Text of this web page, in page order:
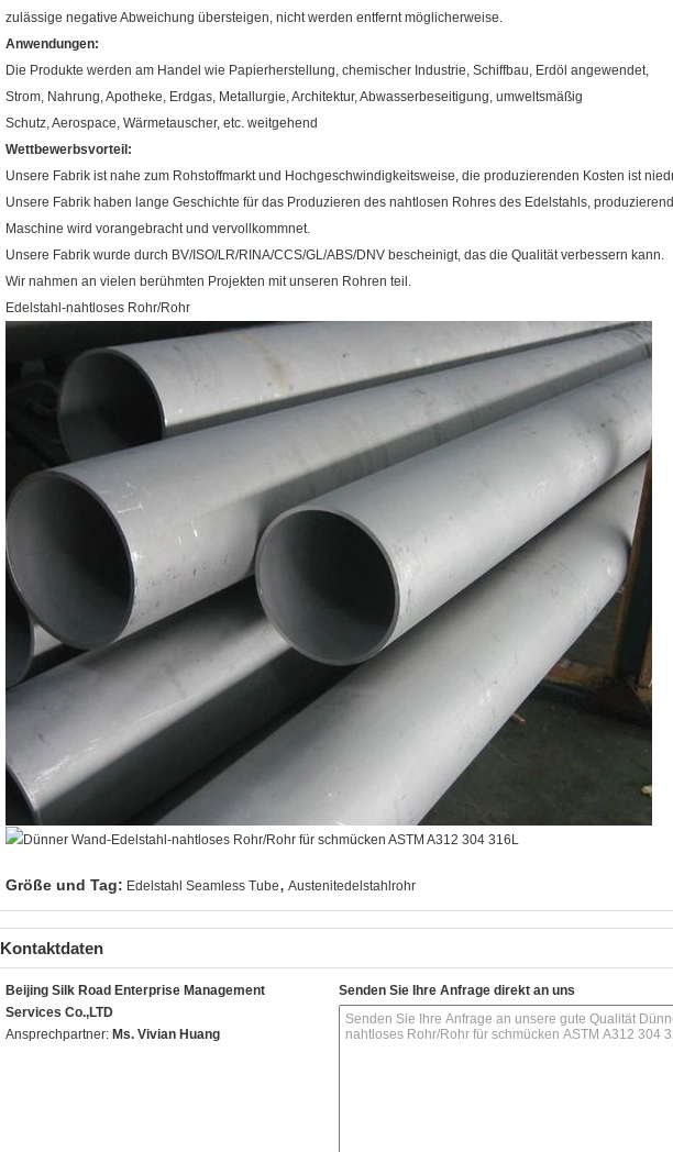
zulässige negative Abweichung übersteigen, nicht werden entfernt möglicherweise.
Anwendungen:
Die Produkte werden am Handel wie Papierherstellung, chemischer Industrie, Schiffbau, Erdöl angewendet,
Strom, Nahrung, Apotheke, Erdgas, Metallurgie, Architektur, Abwasserbeseitigung, umweltsmäßig
Schutz, Aerospace, Wärmetauscher, etc. weitgehend
Wettbewerbsvorteil:
Unsere Fabrik ist nahe zum Rohstoffmarkt und Hochgeschwindigkeitsweise, die produzierenden Kosten ist
Unsere Fabrik haben lange Geschichte für das Produzieren des nahtlosen Rohres des Edelstahls,
Maschine wird vorangebracht und vervollkommnet.
Unsere Fabrik wurde durch BV/ISO/LR/RINA/CCS/GL/ABS/DNV bescheinigt, das die Qualität verbessern kann.
Wir nahmen an vielen berühmten Projekten mit unseren Rohren teil.
Edelstahl-nahtloses Rohr/Rohr
Größe und Tag: Edelstahl Seamless Tube, Austenitedelstahlrohr
Kontaktdaten
Beijing Silk Road Enterprise Management
Services Co.,LTD
Ansprechpartner: Ms. Vivian Huang
Senden Sie Ihre Anfrage direkt an uns